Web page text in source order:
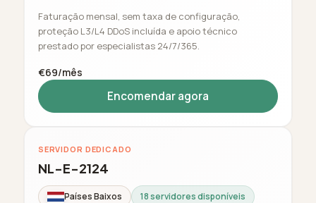
Faturação mensal, sem taxa de configuração,
proteção L3/L4 DDoS incluída e apoio técnico
prestado por especialistas 24/7/365.
€69/mês
Encomendar agora
SERVIDOR DEDICADO
NL-E-2124
Países Baixos 18 servidores disponíveis